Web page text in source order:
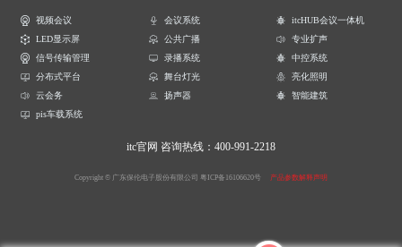
视频会议 会议系统
itcHUB会议一体机
LED显示屏
公共广播
专业扩声
信号传输管理
录播系统
中控系统
分布式平台
舞台灯光
亮化照明
云会务
扬声器
智能建筑
pis车载系统
itc官网 咨询热线：400-991-2218
Copyright © 广东保伦电子股份有限公司 粤ICP备16106620号 产品参数解释声明